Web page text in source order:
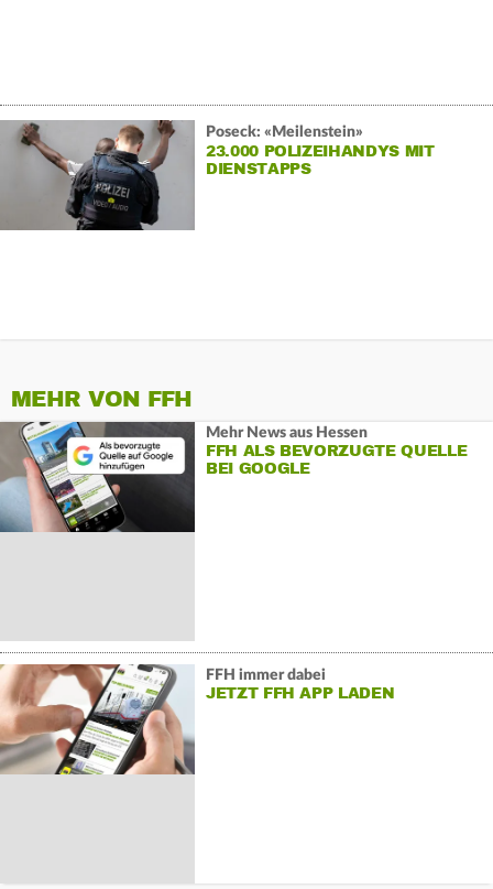
Poseck: «Meilenstein»
23.000 POLIZEIHANDYS MIT
DIENSTAPPS
MEHR VON FFH
Mehr News aus Hessen
FFH ALS BEVORZUGTE QUELLE
BEI GOOGLE
FFH immer dabei
JETZT FFH APP LADEN